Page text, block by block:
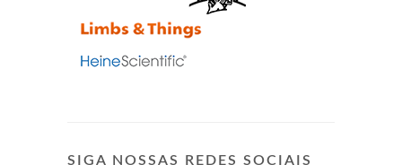
SIGA NOSSAS REDES SOCIAIS